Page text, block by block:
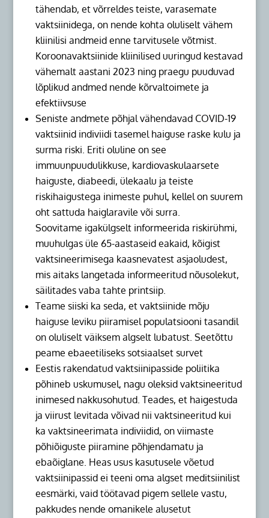
tähendab, et võrreldes teiste, varasemate
vaktsiinidega, on nende kohta oluliselt vähem
kliinilisi andmeid enne tarvitusele võtmist.
Koroonavaktsiinide kliinilised uuringud kestavad
vähemalt aastani 2023 ning praegu puuduvad
lõplikud andmed nende kõrvaltoimete ja
efektiivsuse
Seniste andmete põhjal vähendavad COVID-19
vaktsiinid indiviidi tasemel haiguse raske kulu ja
surma riski. Eriti oluline on see
immuunpuudulikkuse, kardiovaskulaarsete
haiguste, diabeedi, ülekaalu ja teiste
riskihaigustega inimeste puhul, kellel on suurem
oht sattuda haiglaravile või surra.
Soovitame igakülgselt informeerida riskirühmi,
muuhulgas üle 65-aastaseid eakaid, kõigist
vaktsineerimisega kaasnevatest asjaoludest,
mis aitaks langetada informeeritud nõusolekut,
säilitades vaba tahte printsiip.
Teame siiski ka seda, et vaktsiinide mõju
haiguse leviku piiramisel populatsiooni tasandil
on oluliselt väiksem algselt lubatust. Seetõttu
peame ebaeetiliseks sotsiaalset survet
Eestis rakendatud vaktsiinipasside poliitika
põhineb uskumusel, nagu oleksid vaktsineeritud
inimesed nakkusohutud. Teades, et haigestuda
ja viirust levitada võivad nii vaktsineeritud kui
ka vaktsineerimata indiviidid, on viimaste
põhiõiguste piiramine põhjendamatu ja
ebaõiglane. Heas usus kasutusele võetud
vaktsiinipassid ei teeni oma algset meditsiinilist
eesmärki, vaid töötavad pigem sellele vastu,
pakkudes nende omanikele alusetut